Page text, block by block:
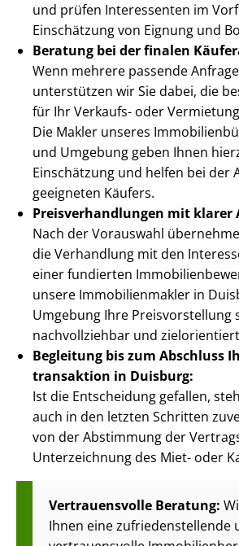
und prüfen Interessenten im
Einschätzung von Eignung und
Beratung bei der finalen
Wenn mehrere passende
unterstützen wir Sie dabei, die
für Ihr Verkaufs- oder
Die Makler unseres
und Umgebung geben Ihnen
Einschätzung und helfen bei der
geeigneten Käufers.
Preis­ver­hand­lun­gen mit klarer
Nach der Vorauswahl
die Verhandlung mit den
einer fundierten
unsere Im­mo­bi­li­en­mak­ler in
Umgebung Ihre Preis­vor­stel­lung
nachvollziehbar und
Begleitung bis zum Abschluss
trans­ak­ti­on in Duisburg:
Ist die Entscheidung gefallen,
auch in den letzten Schritten
von der Abstimmung der
Unterzeichnung des Miet- oder
Vertrauensvolle Beratung:
Ihnen eine zu­frie­den­stel­len­de